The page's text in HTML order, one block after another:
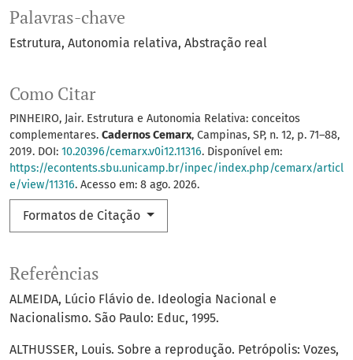
Palavras-chave
Estrutura Autonomia relativa Abstração real
Como Citar
PINHEIRO, Jair. Estrutura e Autonomia Relativa: conceitos
complementares. Cadernos Cemarx, Campinas, SP, n. 12, p. 71–88,
2019. DOI: 10.20396/cemarx.v0i12.11316. Disponível em:
https://econtents.sbu.unicamp.br/inpec/index.php/cemarx/articl
e/view/11316. Acesso em: 8 ago. 2026.
Formatos de Citação
Referências
ALMEIDA, Lúcio Flávio de. Ideologia Nacional e
Nacionalismo. São Paulo: Educ, 1995.
ALTHUSSER, Louis. Sobre a reprodução. Petrópolis: Vozes,